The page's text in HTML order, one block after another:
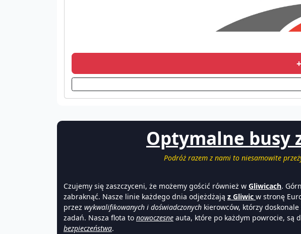
Optymalne busy
Podróż razem z nami to niesamowite
Czujemy się zaszczyceni, że możemy gościć również w Gliwicach.
zabraknąć. Nasze linie każdego dnia odjeżdżają z Gliwic w stronę
przez wykwalifikowanych i doświadczonych kierowców, którzy
zadań. Nasza flota to nowoczesne auta, które po każdym powrocie, są
bezpieczeństwa.